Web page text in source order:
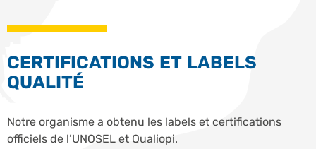
CERTIFICATIONS ET LABELS
QUALITÉ
Notre organisme a obtenu les labels et certifications
officiels de l’UNOSEL et Qualiopi.